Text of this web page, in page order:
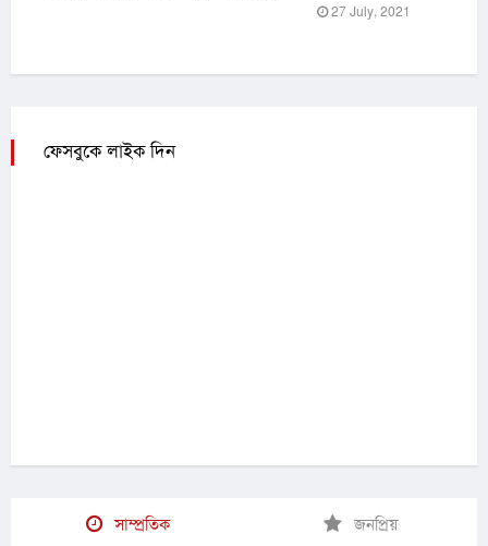
27 July, 2021
ফেসবুকে লাইক দিন
সাম্প্রতিক জনপ্রিয়